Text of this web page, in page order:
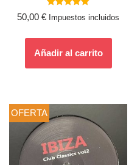
con
50,00 € Impuestos incluidos
Añadir al carrito
OFERTA